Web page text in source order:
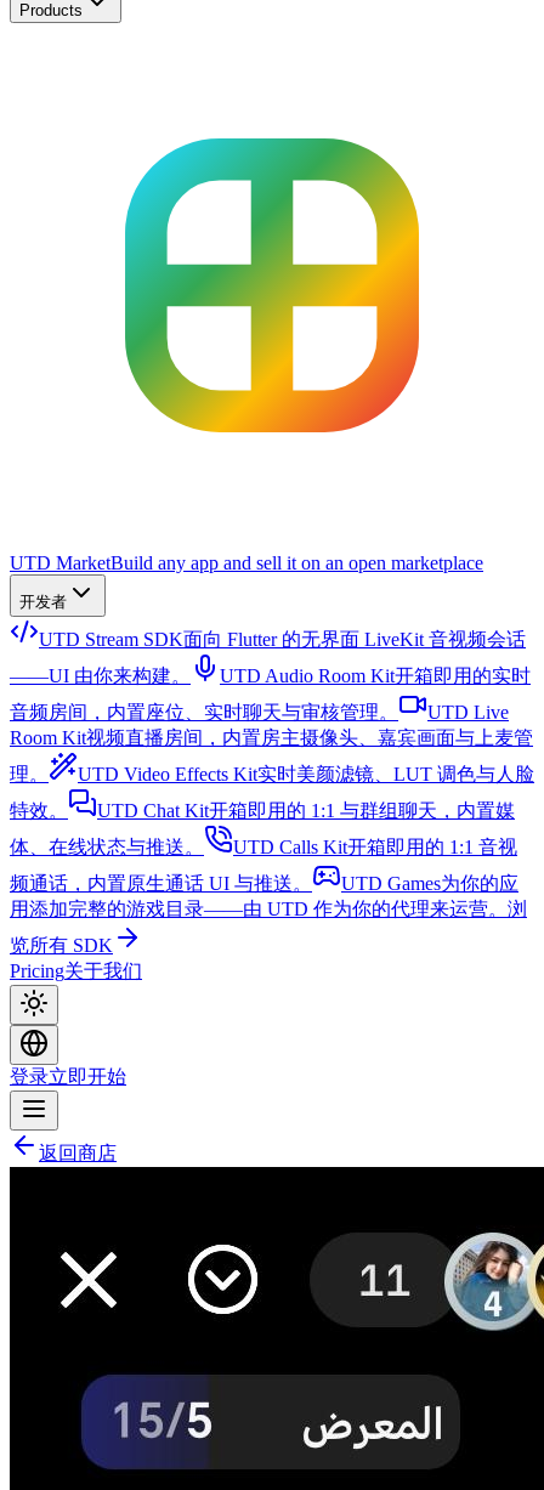
Products
UTD MarketBuild any app and sell it on an open marketplace
开发者
UTD Stream SDK面向 Flutter 的无界面 LiveKit 音视频会话
——UI 由你来构建。
UTD Audio Room Kit开箱即用的实时
音频房间，内置座位、实时聊天与审核管理。
UTD Live
Room Kit视频直播房间，内置房主摄像头、嘉宾画面与上麦管
理。
UTD Video Effects Kit实时美颜滤镜、LUT 调色与人脸
特效。
UTD Chat Kit开箱即用的 1:1 与群组聊天，内置媒
体、在线状态与推送。
UTD Calls Kit开箱即用的 1:1 音视
频通话，内置原生通话 UI 与推送。
UTD Games为你的应
用添加完整的游戏目录——由 UTD 作为你的代理来运营。 浏
览所有 SDK
Pricing关于我们
登录立即开始
返回商店